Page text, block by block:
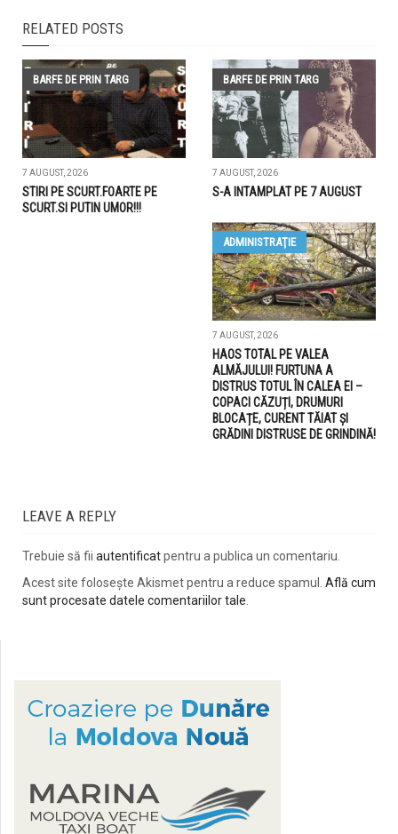
RELATED POSTS
BARFE DE PRIN TARG
7 AUGUST, 2026
STIRI PE SCURT.FOARTE PE
SCURT.SI PUTIN UMOR!!!
BARFE DE PRIN TARG
7 AUGUST, 2026
S-A INTAMPLAT PE 7 AUGUST
ADMINISTRAŢIE
7 AUGUST, 2026
HAOS TOTAL PE VALEA
ALMĂJULUI! FURTUNA A
DISTRUS TOTUL ÎN CALEA EI –
COPACI CĂZUȚI, DRUMURI
BLOCAȚE, CURENT TĂIAT ȘI
GRĂDINI DISTRUSE DE GRINDINĂ!
LEAVE A REPLY
Trebuie să fii autentificatpentru a publica un comentariu.
Acest site folosește Akismet pentru a reduce spamul. Află cum
sunt procesate datele comentariilor tale.